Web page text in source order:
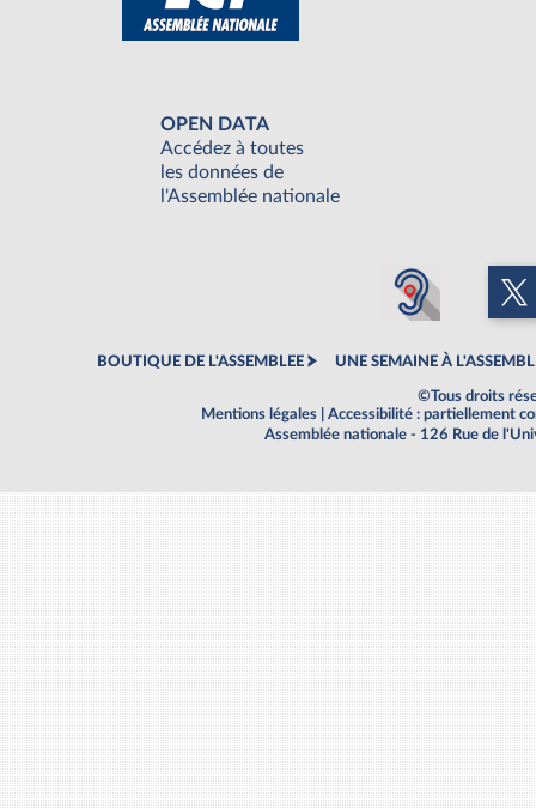
OPEN DATA
Accédez à toutes
les données de
l'Assemblée nationale
BOUTIQUE DE L'ASSEMBLEE UNE SEMAINE À
©Tous droits
Mentions légales
Accessibilité : partiellement
Assemblée nationale - 126 Rue de